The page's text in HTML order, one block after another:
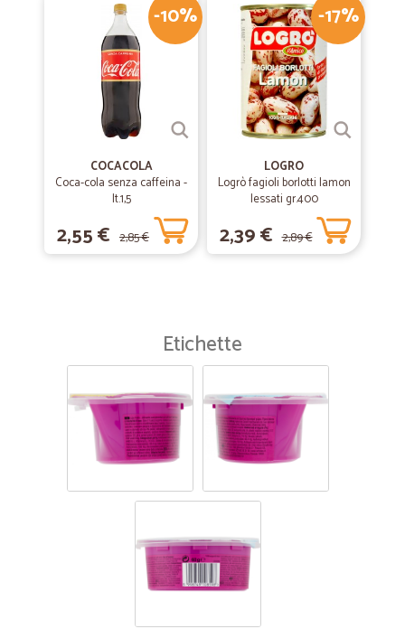
-10%
COCACOLA
Coca-cola senza caffeina -
lt.1,5
2,55 € 2,85 €
-17%
LOGRO
Logrò fagioli borlotti lamon
lessati gr.400
2,39 € 2,89 €
Etichette